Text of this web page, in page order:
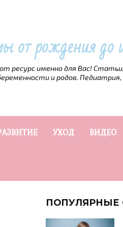
от рождения
ресурс именно для Вас!
и родов.
УХОД ВИДЕО
ПОПУЛЯРНЫЕ